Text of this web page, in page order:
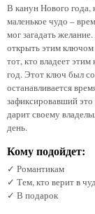
В канун Нового года,
маленькое чудо –
мог загадать
открыть этим ключом
тот, кто владеет
год. Этот ключ был
останавливается
зафиксировавший
дарит своему
день.
Кому подойдет:
✓ Романтикам
✓ Тем, кто верит в
✓ В подарок